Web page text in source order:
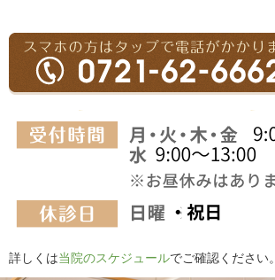
詳しくは当院のスケジュールでご確認ください。